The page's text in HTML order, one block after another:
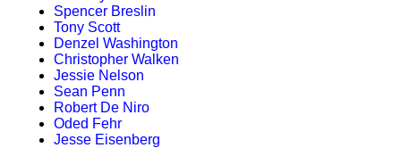
Spencer Breslin
Tony Scott
Denzel Washington
Christopher Walken
Jessie Nelson
Sean Penn
Robert De Niro
Oded Fehr
Jesse Eisenberg